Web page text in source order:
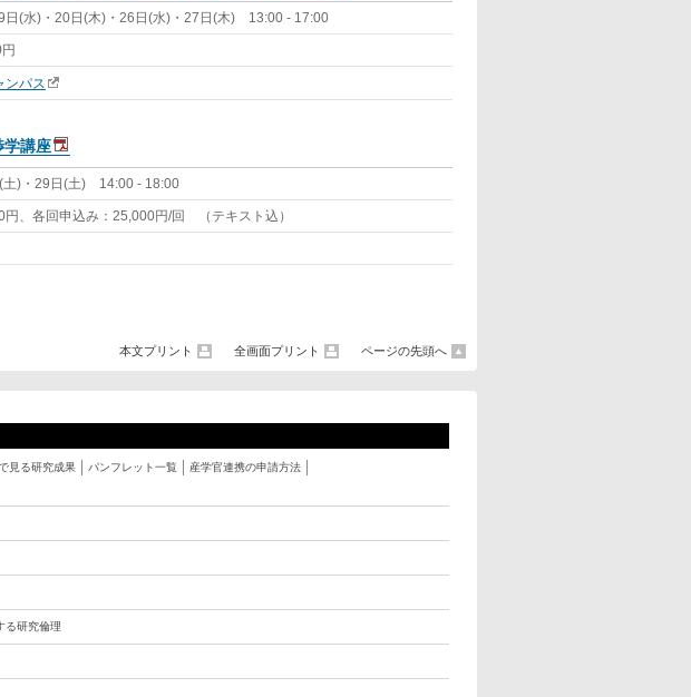
日(水)・20日(木)・26日(水)・27日(木) 13:00 - 17:00
ンパス
学講座
土)・29日(土) 14:00 - 18:00
円、各回申込み：25,000円/回 （テキスト込）
本文プリント 全画面プリント ページの先頭へ
見る研究成果 パンフレット一覧
産学官連携の申請方法
る研究倫理